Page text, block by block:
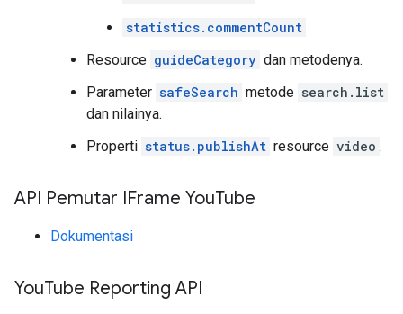
statistics.commentCount
Resource guideCategory dan metodenya.
Parameter safeSearch metode search.list
dan nilainya.
Properti status.publishAt resource video .
API Pemutar IFrame YouTube
Dokumentasi
YouTube Reporting API